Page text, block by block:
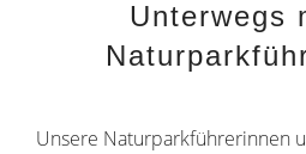
Unterwegs
Unsere Naturparkführerinnen